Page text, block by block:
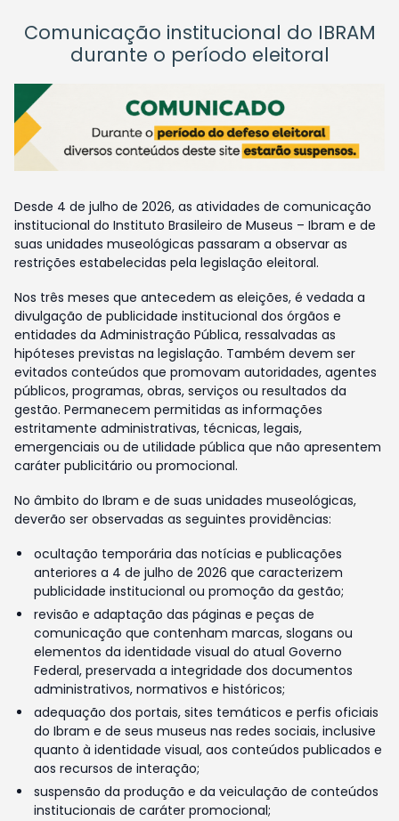
Comunicação institucional do IBRAM
durante o período eleitoral
Desde 4 de julho de 2026, as atividades de comunicação
institucional do Instituto Brasileiro de Museus – Ibram e de
suas unidades museológicas passaram a observar as
restrições estabelecidas pela legislação eleitoral.
Nos três meses que antecedem as eleições, é vedada a
divulgação de publicidade institucional dos órgãos e
entidades da Administração Pública, ressalvadas as
hipóteses previstas na legislação. Também devem ser
evitados conteúdos que promovam autoridades, agentes
públicos, programas, obras, serviços ou resultados da
gestão. Permanecem permitidas as informações
estritamente administrativas, técnicas, legais,
emergenciais ou de utilidade pública que não apresentem
caráter publicitário ou promocional.
No âmbito do Ibram e de suas unidades museológicas,
deverão ser observadas as seguintes providências:
ocultação temporária das notícias e publicações
anteriores a 4 de julho de 2026 que caracterizem
publicidade institucional ou promoção da gestão;
revisão e adaptação das páginas e peças de
comunicação que contenham marcas, slogans ou
elementos da identidade visual do atual Governo
Federal, preservada a integridade dos documentos
administrativos, normativos e históricos;
adequação dos portais, sites temáticos e perfis oficiais
do Ibram e de seus museus nas redes sociais, inclusive
quanto à identidade visual, aos conteúdos publicados e
aos recursos de interação;
suspensão da produção e da veiculação de conteúdos
institucionais de caráter promocional;